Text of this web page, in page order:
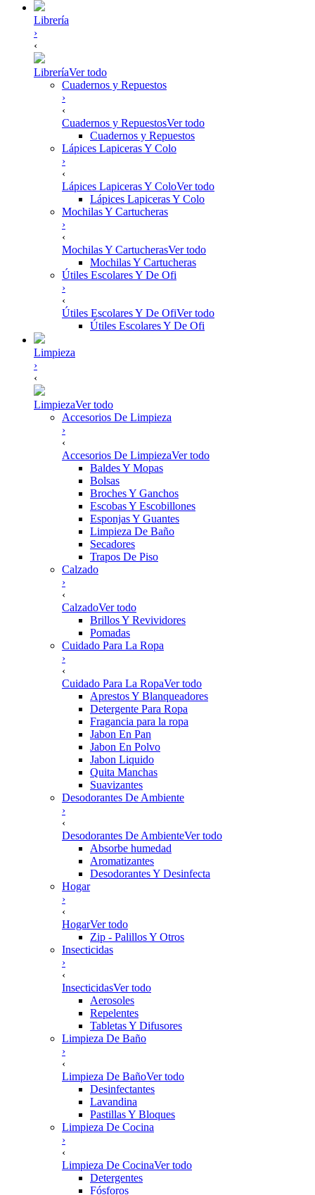
Librería
›
‹
LibreríaVer todo
Cuadernos y Repuestos
›
‹
Cuadernos y RepuestosVer todo
Cuadernos y Repuestos
Lápices Lapiceras Y Colo
›
‹
Lápices Lapiceras Y ColoVer todo
Lápices Lapiceras Y Colo
Mochilas Y Cartucheras
›
‹
Mochilas Y CartucherasVer todo
Mochilas Y Cartucheras
Útiles Escolares Y De Ofi
›
‹
Útiles Escolares Y De OfiVer todo
Útiles Escolares Y De Ofi
Limpieza
›
‹
LimpiezaVer todo
Accesorios De Limpieza
›
‹
Accesorios De LimpiezaVer todo
Baldes Y Mopas
Bolsas
Broches Y Ganchos
Escobas Y Escobillones
Esponjas Y Guantes
Limpieza De Baño
Secadores
Trapos De Piso
Calzado
›
‹
CalzadoVer todo
Brillos Y Revividores
Pomadas
Cuidado Para La Ropa
›
‹
Cuidado Para La RopaVer todo
Aprestos Y Blanqueadores
Detergente Para Ropa
Fragancia para la ropa
Jabon En Pan
Jabon En Polvo
Jabon Liquido
Quita Manchas
Suavizantes
Desodorantes De Ambiente
›
‹
Desodorantes De AmbienteVer todo
Absorbe humedad
Aromatizantes
Desodorantes Y Desinfecta
Hogar
›
‹
HogarVer todo
Zip - Palillos Y Otros
Insecticidas
›
‹
InsecticidasVer todo
Aerosoles
Repelentes
Tabletas Y Difusores
Limpieza De Baño
›
‹
Limpieza De BañoVer todo
Desinfectantes
Lavandina
Pastillas Y Bloques
Limpieza De Cocina
›
‹
Limpieza De CocinaVer todo
Detergentes
Fósforos